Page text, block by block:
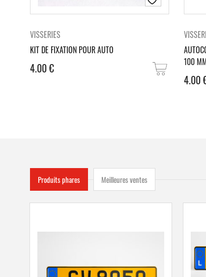
VISSERIES
KIT DE FIXATION POUR AUTO
4.00€
100
4.00
Produits phares Meilleures ventes